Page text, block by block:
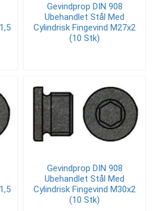
Gevindprop DIN 908
Ubehandlet Stål Med
Cylindrisk Fingevind M27x2
(10 Stk)
Gevindprop DIN 908
Ubehandlet Stål Med
Cylindrisk Fingevind M30x2
(10 Stk)